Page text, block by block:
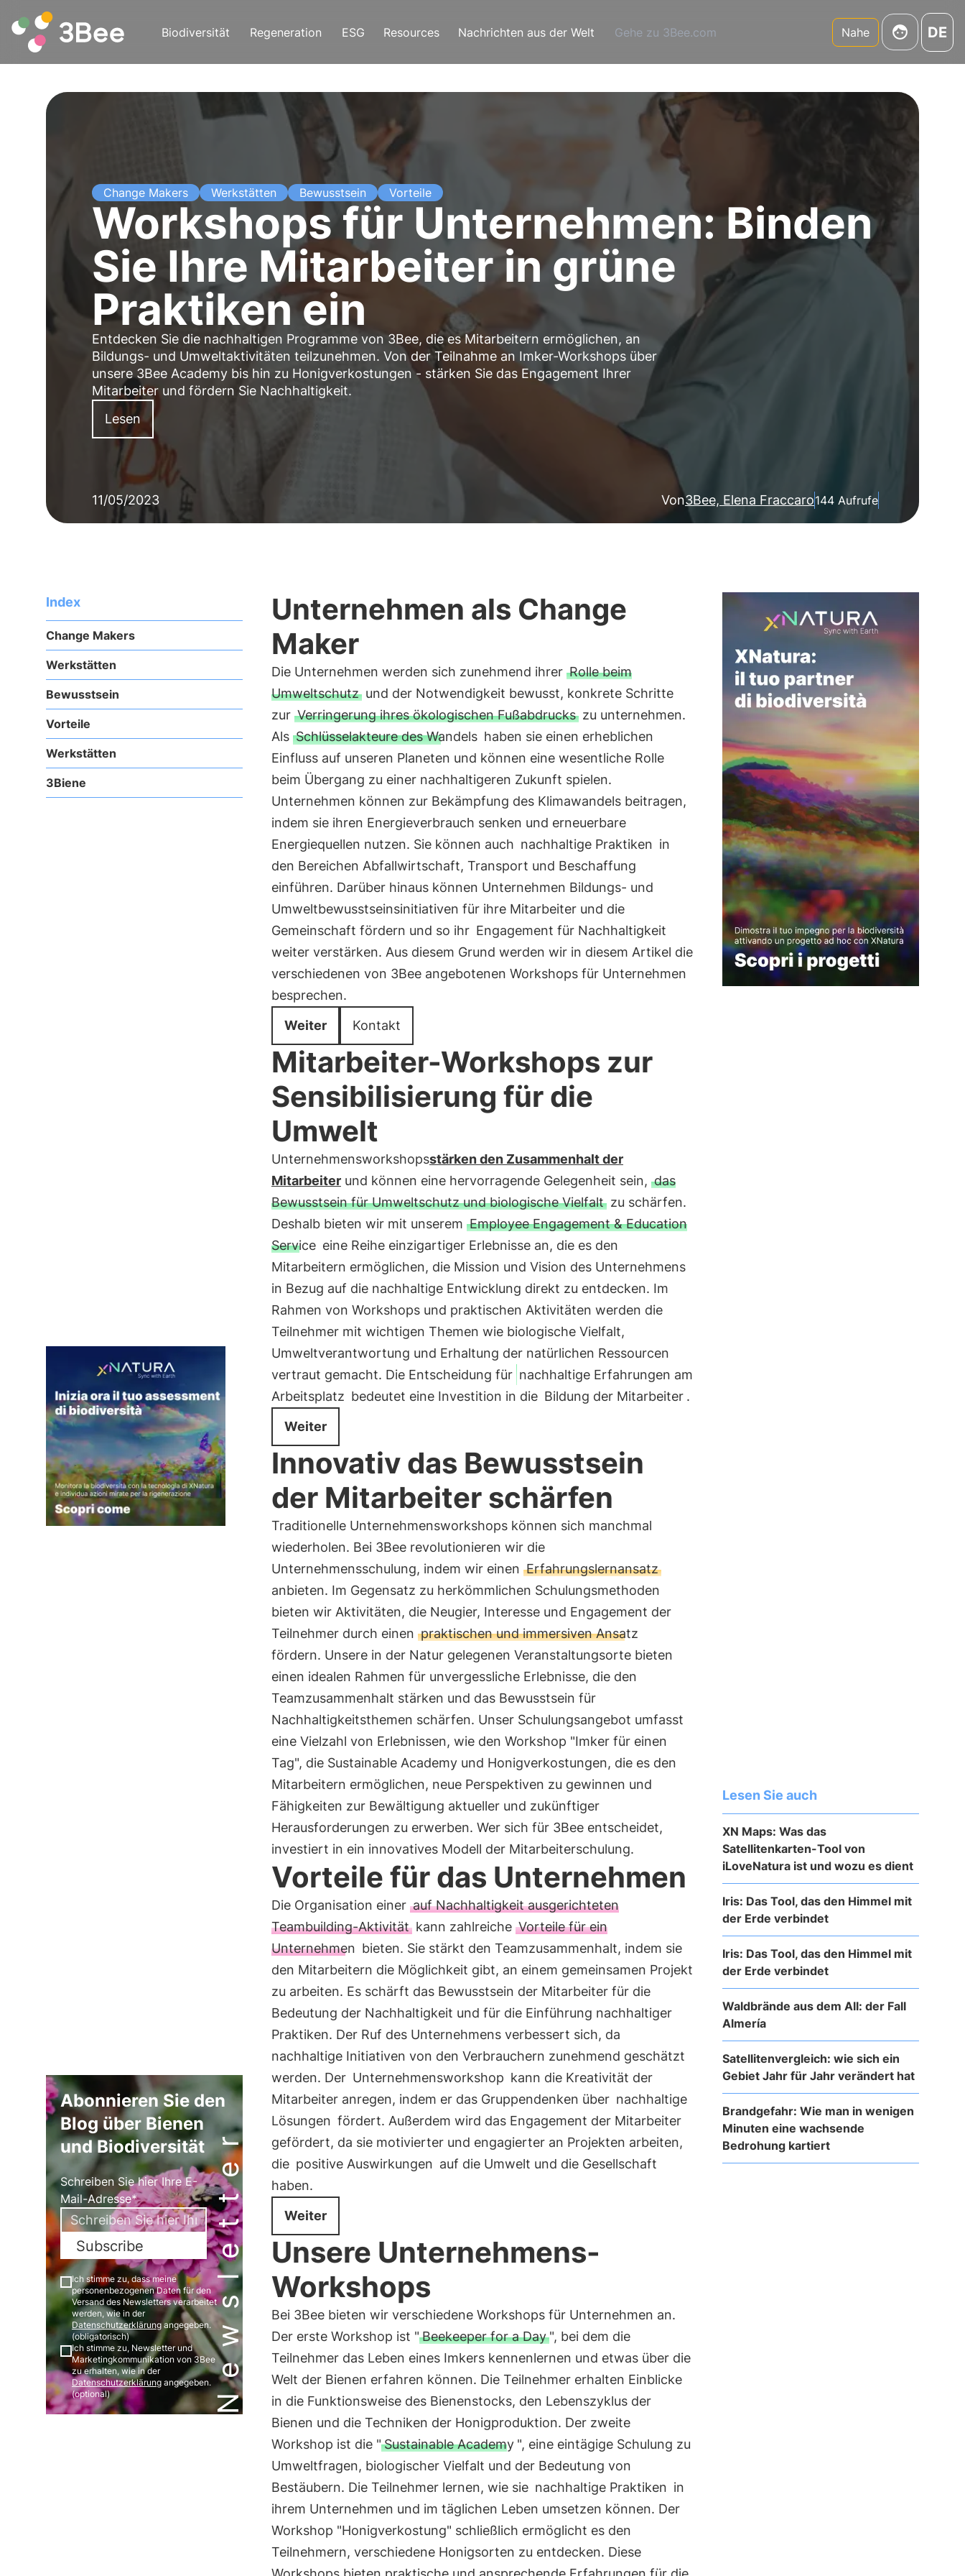
Biodiversität Regeneration ESG Resources Nachrichten aus der Welt Gehe zu 3Bee.com Nahe DE
Change Makers Werkstätten Bewusstsein Vorteile
Workshops für Unternehmen: Binden
Sie Ihre Mitarbeiter in grüne
Praktiken ein
Entdecken Sie die nachhaltigen Programme von 3Bee, die es Mitarbeitern ermöglichen, an
Bildungs- und Umweltaktivitäten teilzunehmen. Von der Teilnahme an Imker-Workshops über
unsere 3Bee Academy bis hin zu Honigverkostungen - stärken Sie das Engagement Ihrer
Mitarbeiter und fördern Sie Nachhaltigkeit.
Lesen
11/05/2023 Von3Bee, Elena Fraccaro144 Aufrufe
Index
Change Makers
Werkstätten
Bewusstsein
Vorteile
Werkstätten
3Biene
Newsletter
Abonnieren Sie den
Blog über Bienen
und Biodiversität
Schreiben Sie hier Ihre E-
Mail-Adresse*
Subscribe
Ich stimme zu, dass meine
personenbezogenen Daten für den
Versand des Newsletters verarbeitet
werden, wie in der
Datenschutzerklärungangegeben.
(obligatorisch)
Ich stimme zu, Newsletter und
Marketingkommunikation von 3Bee
zu erhalten, wie in der
Datenschutzerklärung angegeben.
(optional)
Unternehmen als Change
Maker
Die Unternehmen werden sich zunehmend ihrer Rolle beim
Umweltschutzund der Notwendigkeit bewusst, konkrete Schritte
zur Verringerung ihres ökologischen Fußabdruckszu unternehmen.
Als Schlüsselakteure des Wandels haben sie einen erheblichen
Einfluss auf unseren Planeten und können eine wesentliche Rolle
beim Übergang zu einer nachhaltigeren Zukunft spielen.
Unternehmen können zur Bekämpfung des Klimawandels beitragen,
indem sie ihren Energieverbrauch senken und erneuerbare
Energiequellen nutzen. Sie können auch nachhaltige Praktiken in
den Bereichen Abfallwirtschaft, Transport und Beschaffung
einführen. Darüber hinaus können Unternehmen Bildungs- und
Umweltbewusstseinsinitiativen für ihre Mitarbeiter und die
Gemeinschaft fördern und so ihr Engagement für Nachhaltigkeit
weiter verstärken. Aus diesem Grund werden wir in diesem Artikel die
verschiedenen von 3Bee angebotenen Workshops für Unternehmen
besprechen.
Weiter
Kontakt
Mitarbeiter-Workshops zur
Sensibilisierung für die
Umwelt
Unternehmensworkshopsstärken den Zusammenhalt der
Mitarbeiterund können eine hervorragende Gelegenheit sein, das
Bewusstsein für Umweltschutz und biologische Vielfaltzu schärfen.
Deshalb bieten wir mit unserem Employee Engagement & Education
Service eine Reihe einzigartiger Erlebnisse an, die es den
Mitarbeitern ermöglichen, die Mission und Vision des Unternehmens
in Bezug auf die nachhaltige Entwicklung direkt zu entdecken. Im
Rahmen von Workshops und praktischen Aktivitäten werden die
Teilnehmer mit wichtigen Themen wie biologische Vielfalt,
Umweltverantwortung und Erhaltung der natürlichen Ressourcen
vertraut gemacht. Die Entscheidung für nachhaltige Erfahrungen am
Arbeitsplatz bedeutet eine Investition in die Bildung der Mitarbeiter .
Weiter
Innovativ das Bewusstsein
der Mitarbeiter schärfen
Traditionelle Unternehmensworkshops können sich manchmal
wiederholen. Bei 3Bee revolutionieren wir die
Unternehmensschulung, indem wir einen Erfahrungslernansatz
anbieten. Im Gegensatz zu herkömmlichen Schulungsmethoden
bieten wir Aktivitäten, die Neugier, Interesse und Engagement der
Teilnehmer durch einen praktischen und immersiven Ansatz
fördern. Unsere in der Natur gelegenen Veranstaltungsorte bieten
einen idealen Rahmen für unvergessliche Erlebnisse, die den
Teamzusammenhalt stärken und das Bewusstsein für
Nachhaltigkeitsthemen schärfen. Unser Schulungsangebot umfasst
eine Vielzahl von Erlebnissen, wie den Workshop "Imker für einen
Tag", die Sustainable Academy und Honigverkostungen, die es den
Mitarbeitern ermöglichen, neue Perspektiven zu gewinnen und
Fähigkeiten zur Bewältigung aktueller und zukünftiger
Herausforderungen zu erwerben. Wer sich für 3Bee entscheidet,
investiert in ein innovatives Modell der Mitarbeiterschulung.
Vorteile für das Unternehmen
Die Organisation einer auf Nachhaltigkeit ausgerichteten
Teambuilding-Aktivitätkann zahlreiche Vorteile für ein
Unternehmen bieten. Sie stärkt den Teamzusammenhalt, indem sie
den Mitarbeitern die Möglichkeit gibt, an einem gemeinsamen Projekt
zu arbeiten. Es schärft das Bewusstsein der Mitarbeiter für die
Bedeutung der Nachhaltigkeit und für die Einführung nachhaltiger
Praktiken. Der Ruf des Unternehmens verbessert sich, da
nachhaltige Initiativen von den Verbrauchern zunehmend geschätzt
werden. Der Unternehmensworkshop kann die Kreativität der
Mitarbeiter anregen, indem er das Gruppendenken über nachhaltige
Lösungen fördert. Außerdem wird das Engagement der Mitarbeiter
gefördert, da sie motivierter und engagierter an Projekten arbeiten,
die positive Auswirkungen auf die Umwelt und die Gesellschaft
haben.
Weiter
Unsere Unternehmens-
Workshops
Bei 3Bee bieten wir verschiedene Workshops für Unternehmen an.
Der erste Workshop ist " Beekeeper for a Day", bei dem die
Teilnehmer das Leben eines Imkers kennenlernen und etwas über die
Welt der Bienen erfahren können. Die Teilnehmer erhalten Einblicke
in die Funktionsweise des Bienenstocks, den Lebenszyklus der
Bienen und die Techniken der Honigproduktion. Der zweite
Workshop ist die " Sustainable Academy ", eine eintägige Schulung zu
Umweltfragen, biologischer Vielfalt und der Bedeutung von
Bestäubern. Die Teilnehmer lernen, wie sie nachhaltige Praktiken in
ihrem Unternehmen und im täglichen Leben umsetzen können. Der
Workshop "Honigverkostung" schließlich ermöglicht es den
Teilnehmern, verschiedene Honigsorten zu entdecken. Diese
Lesen Sie auch
XN Maps: Was das
Satellitenkarten-Tool von
iLoveNatura ist und wozu es dient
Iris: Das Tool, das den Himmel mit
der Erde verbindet
Iris: Das Tool, das den Himmel mit
der Erde verbindet
Waldbrände aus dem All: der Fall
Almería
Satellitenvergleich: wie sich ein
Gebiet Jahr für Jahr verändert hat
Brandgefahr: Wie man in wenigen
Minuten eine wachsende
Bedrohung kartiert